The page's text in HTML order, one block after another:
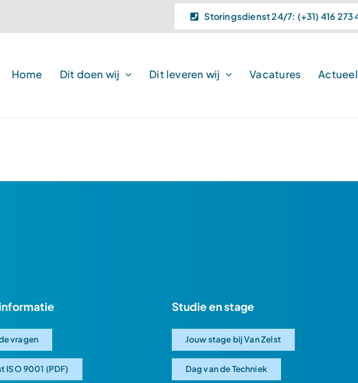
Storingsdienst 24/7: (+31) 416 273
Home Dit doen wij Dit leveren wij Vacatures Actueel
vragen
ISO 9001 (PDF)
Studie en stage
Jouw stage bij Van Zelst
Dag van de Techniek